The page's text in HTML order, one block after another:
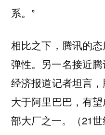
系。”
相比之下，腾讯的
弹性。另一名接近
经济报道记者坦言
大于阿里巴巴，有
部大厂之一。（21世